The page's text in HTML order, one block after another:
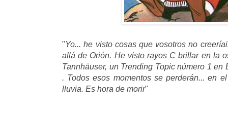
"Yo... he visto cosas que vosotros no
allá de Orión. He visto rayos C brillar en la
Tannhäuser, un Trending Topic número 1
. Todos esos momentos se perderán... en
lluvia. Es hora de morir"